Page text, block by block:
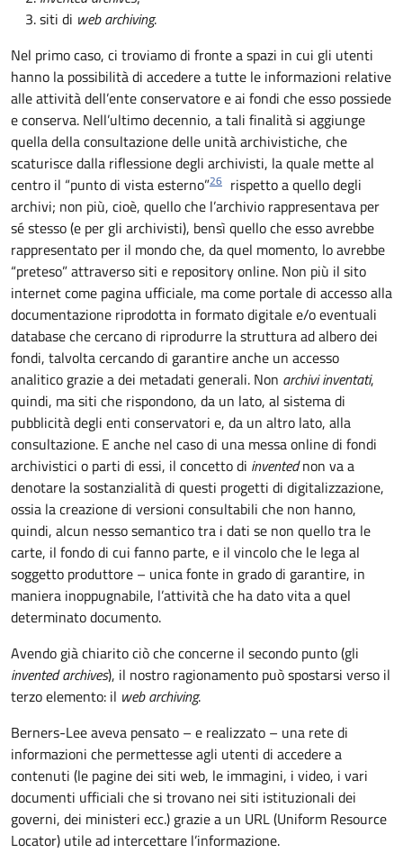
siti di web archiving.
Nel primo caso, ci troviamo di fronte a spazi in cui gli utenti
hanno la possibilità di accedere a tutte le informazioni relative
alle attività dell’ente conservatore e ai fondi che esso possiede
e conserva. Nell’ultimo decennio, a tali finalità si aggiunge
quella della consultazione delle unità archivistiche, che
scaturisce dalla riflessione degli archivisti, la quale mette al
centro il “punto di vista esterno”26 rispetto a quello degli
archivi; non più, cioè, quello che l’archivio rappresentava per
sé stesso (e per gli archivisti), bensì quello che esso avrebbe
rappresentato per il mondo che, da quel momento, lo avrebbe
“preteso” attraverso siti e repository online. Non più il sito
internet come pagina ufficiale, ma come portale di accesso alla
documentazione riprodotta in formato digitale e/o eventuali
database che cercano di riprodurre la struttura ad albero dei
fondi, talvolta cercando di garantire anche un accesso
analitico grazie a dei metadati generali. Non archivi inventati,
quindi, ma siti che rispondono, da un lato, al sistema di
pubblicità degli enti conservatori e, da un altro lato, alla
consultazione. E anche nel caso di una messa online di fondi
archivistici o parti di essi, il concetto di inventednon va a
denotare la sostanzialità di questi progetti di digitalizzazione,
ossia la creazione di versioni consultabili che non hanno,
quindi, alcun nesso semantico tra i dati se non quello tra le
carte, il fondo di cui fanno parte, e il vincolo che le lega al
soggetto produttore – unica fonte in grado di garantire, in
maniera inoppugnabile, l’attività che ha dato vita a quel
determinato documento.
Avendo già chiarito ciò che concerne il secondo punto (gli
invented archives), il nostro ragionamento può spostarsi verso il
terzo elemento: il web archiving.
Berners-Lee aveva pensato – e realizzato – una rete di
informazioni che permettesse agli utenti di accedere a
contenuti (le pagine dei siti web, le immagini, i video, i vari
documenti ufficiali che si trovano nei siti istituzionali dei
governi, dei ministeri ecc.) grazie a un URL (Uniform Resource
Locator) utile ad intercettare l’informazione.